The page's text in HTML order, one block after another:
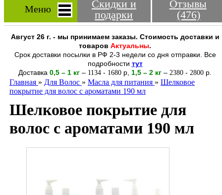
Меню
Скидки и
подарки
Отзывы
(476)
Август 26 г. - мы принимаем заказы. Стоимость доставки и
товаров Актуальны.
Срок доставки посылки в РФ 2-3 недели со дня отправки. Все
подробности тут
Доставка 0,5 – 1 кг – 1134 - 1680 р 1,5 – 2 кг – 2380 - 2800 р.
Главная » Для Волос » Масла для питания » Шелковое
покрытие для волос с ароматами 190 мл
Шелковое покрытие для
волос с ароматами 190 мл